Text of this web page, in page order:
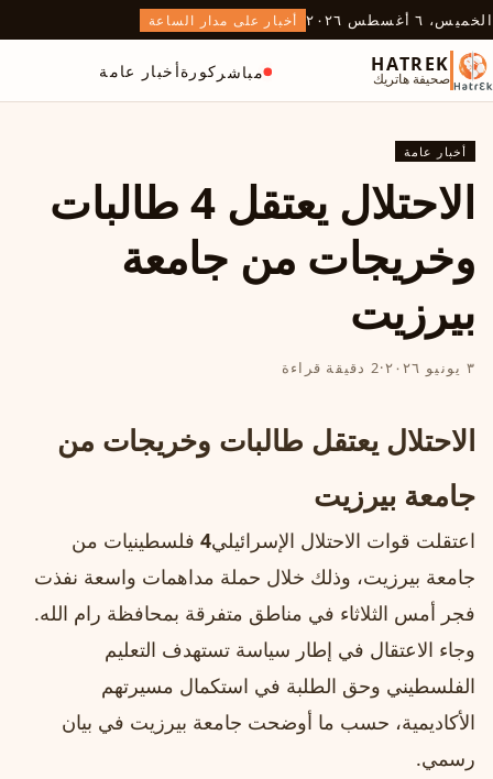
الخميس، ٦ أغسطس ٢٠٢٦ أخبار على مدار الساعة
HATREK
صحيفة هاتريك مباشر كورةأخبار عامة
أخبار عامة
الاحتلال يعتقل 4 طالبات
وخريجات من جامعة
بيرزيت
٣ يونيو ٢٠٢٦ ·2 دقيقة قراءة
الاحتلال يعتقل طالبات وخريجات من
جامعة بيرزيت
اعتقلت قوات الاحتلال الإسرائيلي4 فلسطينيات من
جامعة بيرزيت، وذلك خلال حملة مداهمات واسعة نفذت
فجر أمس الثلاثاء في مناطق متفرقة بمحافظة رام الله.
وجاء الاعتقال في إطار سياسة تستهدف التعليم
الفلسطيني وحق الطلبة في استكمال مسيرتهم
الأكاديمية، حسب ما أوضحت جامعة بيرزيت في بيان
رسمي.